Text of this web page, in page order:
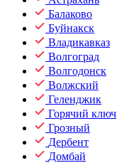
Балаково
Буйнакск
Владикавказ
Волгоград
Волгодонск
Волжский
Геленджик
Горячий ключ
Грозный
Дербент
Домбай